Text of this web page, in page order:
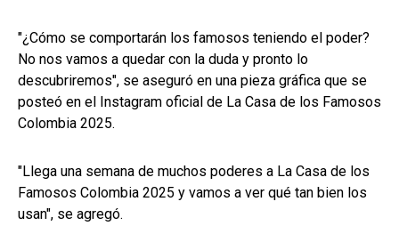
"¿Cómo se comportarán los famosos teniendo el poder?
No nos vamos a quedar con la duda y pronto lo
descubriremos", se aseguró en una pieza gráfica que se
posteó en el Instagram oficial de La Casa de los Famosos
Colombia 2025.
"Llega una semana de muchos poderes a La Casa de los
Famosos Colombia 2025 y vamos a ver qué tan bien los
usan", se agregó.